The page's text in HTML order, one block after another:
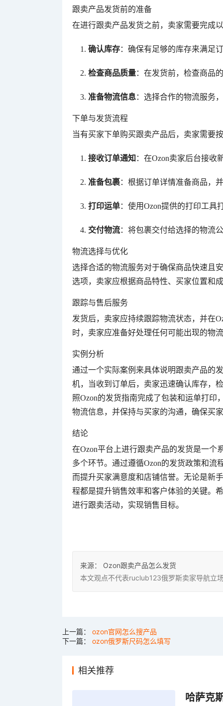
跟卖产品发货前的准备
在进行跟卖产品发货之前，卖家需要完成
确认库存：确保有足够的库存来满足
检查商品质量：在发货前，检查商品
准备物流信息：选择合作的物流服务
下单与发货流程
当有买家下单购买跟卖产品后，卖家需要
接收订单通知 ：在Ozon卖家后台接收
准备包裹：根据订单详情准备商品，
打印运单：使用Ozon提供的打印工具
交付物流：将包裹交付给选择的物流
物流选择与优化
选择合适的物流服务对于确保商品快速且
选项，卖家应根据商品特性、买家位置和
跟踪与售后服务
发货后，卖家应持续跟踪物流状态，并在
时，卖家应准备好处理任何可能出现的物
实例分析
通过一个实际案例来具体说明跟卖产品的
机，当收到订单后，卖家迅速确认库存，
照Ozon的发货指南完成了包装和运单打印
物流信息，并保持与买家的沟通，确保买
结论
在Ozon平台上进行跟卖产品的发货是一个
多个环节。通过遵循Ozon的发货政策和
而提升买家满意度和店铺信誉。无论是新
程都是提升销售效率和客户体验的关键。
进行跟卖活动，实现销售目标。
来源：
Ozon跟卖产品怎么发货
本文观点不代表ruclub123俄罗斯卖家导航立
上一篇： ozon官网怎么搜产品
下一篇： ozon俄罗斯尺码怎么填写
相关推荐
哈萨克